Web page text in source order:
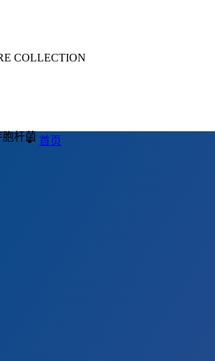
COLLECTION
杆菌 首页